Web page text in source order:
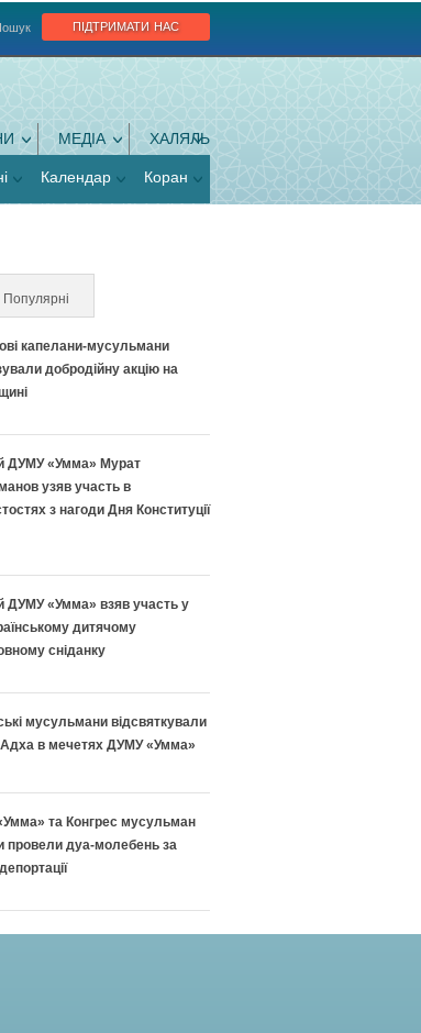
підтримати нас
МЕДІА ХАЛЯЛЬ
Календар Коран
вкладка)
Популярні
капелани-мусульмани
добродійну акцію на
ДУМУ «Умма» Мурат
узяв участь в
з нагоди Дня Конституції
ДУМУ «Умма» взяв участь у
дитячому
сніданку
мусульмани відсвяткували
Адха в мечетях ДУМУ «Умма»
та Конгрес мусульман
провели дуа-молебень за